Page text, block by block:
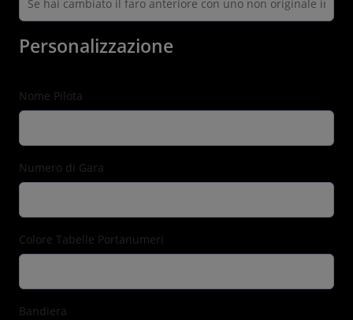
Personalizzazione
Nome Pilota
Numero di Gara
Colore Tabelle Portanumeri
Bandiera